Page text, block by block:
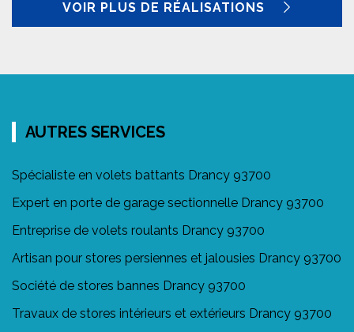
VOIR PLUS DE RÉALISATIONS
AUTRES SERVICES
Spécialiste en volets battants Drancy 93700
Expert en porte de garage sectionnelle Drancy 93700
Entreprise de volets roulants Drancy 93700
Artisan pour stores persiennes et jalousies Drancy 93700
Société de stores bannes Drancy 93700
Travaux de stores intérieurs et extérieurs Drancy 93700